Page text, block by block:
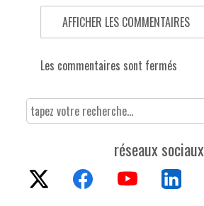
AFFICHER LES COMMENTAIRES
Les commentaires sont fermés
réseaux sociaux